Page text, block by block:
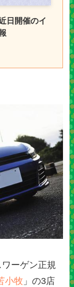
日開催のイ
ーゲン正規
小牧 」の3店